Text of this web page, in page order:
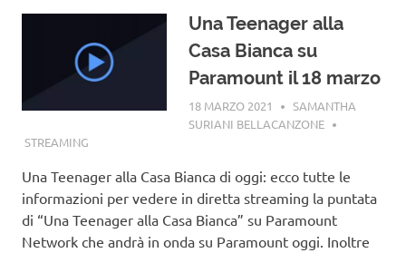
Una Teenager alla
Casa Bianca su
Paramount il 18 marzo
18 MARZO 2021
SAMANTHA
SURIANI BELLACANZONE
STREAMING
Una Teenager alla Casa Bianca di oggi: ecco tutte le
informazioni per vedere in diretta streaming la puntata
di “Una Teenager alla Casa Bianca” su Paramount
Network che andrà in onda su Paramount oggi. Inoltre